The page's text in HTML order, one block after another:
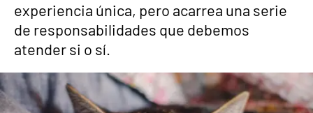
experiencia única, pero acarrea una serie
de responsabilidades que debemos
atender si o sí.